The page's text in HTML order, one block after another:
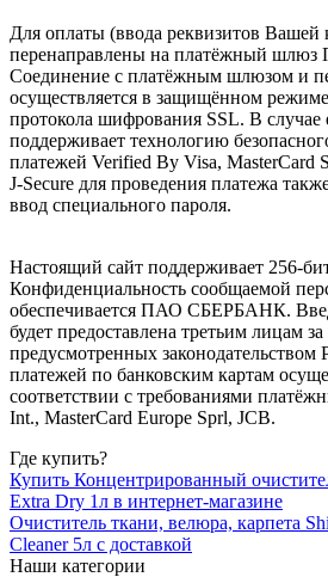
Для оплаты (ввода реквизитов Вашей
перенаправлены на платёжный
Соединение с платёжным шлюзом и
осуществляется в защищённом
протокола шифрования SSL. В
поддерживает технологию
платежей Verified By Visa, MasterCard
J-Secure для проведения платежа
ввод специального пароля.
Настоящий сайт поддерживает 256-
Конфиденциальность сообщаемой
обеспечивается ПАО СБЕРБАНК.
будет предоставлена третьим лицам
предусмотренных
платежей по банковским картам
соответствии с требованиями
Int., MasterCard Europe Sprl, JCB.
Где купить?
Купить Концентрированный
Extra Dry 1л в интернет-магазине
Очиститель ткани, велюра, карпета
Cleaner 5л с доставкой
Наши категории